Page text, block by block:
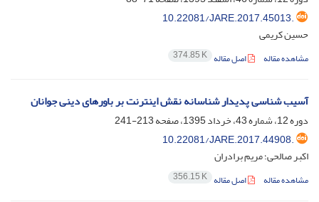
10.22081/JARE.2017.45013.
حسین کریمی
مشاهده مقاله اصل مقاله 374.85 K
آسیب شناسی پدیدار شناسانه نقش اینترنت بر باورهای دینی جوانان
دوره 12، شماره 43، خرداد 1395، صفحه
213-241
10.22081/JARE.2017.44908.
اکبر صالحی؛ مریم برادران
مشاهده مقاله اصل مقاله 356.15 K